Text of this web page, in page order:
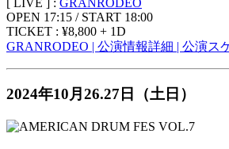
OPEN 17:15 / START 18:00
TICKET : ¥8,800 + 1D
GRANRODEO | 公演情報詳細 | 公演ス
2024年10月26.27日（土日）